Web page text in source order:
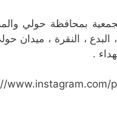
، النقرة ، ميدان
.
www.instagram.com/